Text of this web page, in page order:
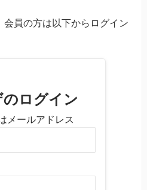
員の方は以下からログイン
のログイン
メールアドレス